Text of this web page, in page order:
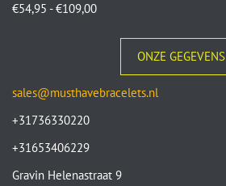
€54,95 - €109,00
ONZE GEGEVENS
sales@musthavebracelets.nl
+31736330220
+31653406229
Gravin Helenastraat 9